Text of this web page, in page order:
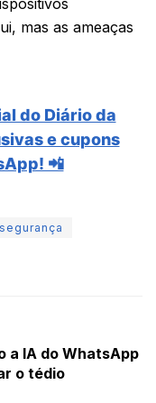
mas as ameaças
do Diário da
e cupons
📲
a IA do WhatsApp
o tédio